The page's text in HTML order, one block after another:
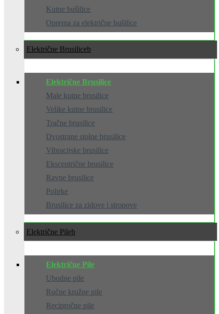
Kutne bušilice
Oprema za električne bušilice
Električne Brusilice
Električne Brusilice
Male kutne brusilice
Velike kutne brusilice
Tračne brusilice
Dvostrane stolne brusilice
Vibracijske brusilice
Ekscentrične brusilice
Ravne brusilice
Polirke
Brusilice za zidove i stropove
Električne Pile
Električne Pile
Ubodne pile
Ručne kružne pile
Recipročne pile